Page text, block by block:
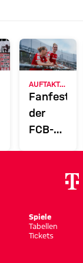
AUFTAKT-SPIEL GEGEN PARIS
Fanfest
der
FCB-
Sportpark
Spiele
Tabellen
Tickets